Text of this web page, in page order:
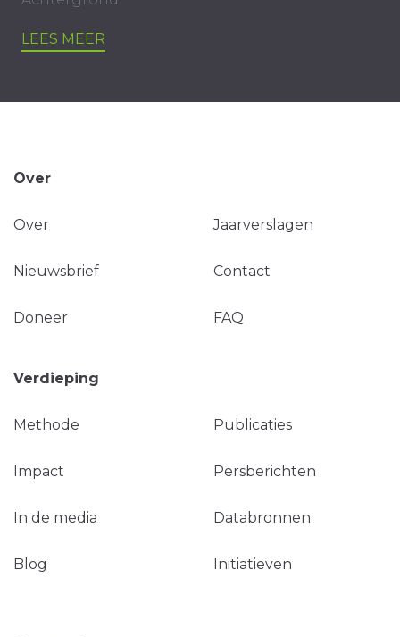
LEES MEER
Over
Over Jaarverslagen
Nieuwsbrief Contact
Doneer FAQ
Verdieping
Methode Publicaties
Impact Persberichten
In de media Databronnen
Blog Initiatieven